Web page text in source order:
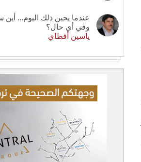
عندما يحين ذلك اليوم...
وفي أي حال؟
ياسين أقطاي